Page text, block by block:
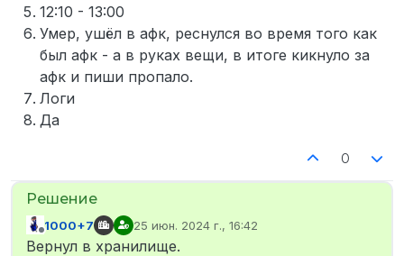
12:10 - 13:00
Умер, ушёл в афк, реснулся во время того как
был афк - а в руках вещи, в итоге кикнуло за
афк и пиши пропало.
Логи
Да
0
Не в сети
1000+7 25 июн. 2024 г., 16:42
отредактировано
Вернул в хранилище.